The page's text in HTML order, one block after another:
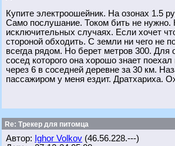
Купите электроошейник. На озонах 1.5
Само послушание. Током бить не нужно.
исключительных случаях. Если хочет
стороной обходить. С земли ни чего не
всегда рядом. Но берет метров 300.
сосед которого она хорошо знает
через 6 в соседней деревне за 30 км.
пассажиром у меня ездит. Дратхариха.
Re: Трекер для питомца
Автор: Ighor Volkov (46.56.228.---)